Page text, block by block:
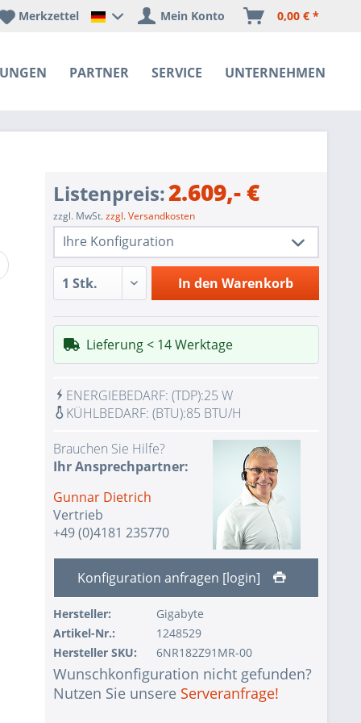
PARTNER SERVICE UNTERNEHMEN
Happyware Deutschland
Merkzettel Mein Konto 0,00 € *
Listenpreis:2.609,- €
zzgl. MwSt.zzgl. Versandkosten
Ihre Konfiguration
1 Stk.
Gigabyte R182-Z91
1 Stk.
Redundant Power Supplies
1 Stk.
SoC SATA controller for 8 SATA3 (6
Gbps) ports
1 Stk.
1x VGA Port Aspeed AST2500 BMC
1 Stk.
KVM-over-LAN
Keine Auswahl - Assemblierung und
Test des Systems mit Test-CPU(s)
1 Stk.
Keine Auswahl - Assemblierung und
Test des Systems mit Test-RAM
1 Stk.
ohne Eingabegerät
1 Stk.
ohne Konfiguration IPMI Interface
1 Stk.
ohne RAID-Konfiguration
1 Stk.
ohne Vorinstallation des
In den Warenkorb
Lieferung < 14 Werktage
ENERGIEBEDARF: (TDP):25 W
KÜHLBEDARF: (BTU):85 BTU/H
Brauchen Sie Hilfe?
Ihr Ansprechpartner:
Gunnar Dietrich
Vertrieb
+49 (0)4181 235770
Konfiguration anfragen [login]
Hersteller:
Gigabyte
Artikel-Nr.:
1248529
Hersteller SKU:
6NR182Z91MR-00
Wunschkonfiguration nicht gefunden?
Nutzen Sie unsere Serveranfrage!